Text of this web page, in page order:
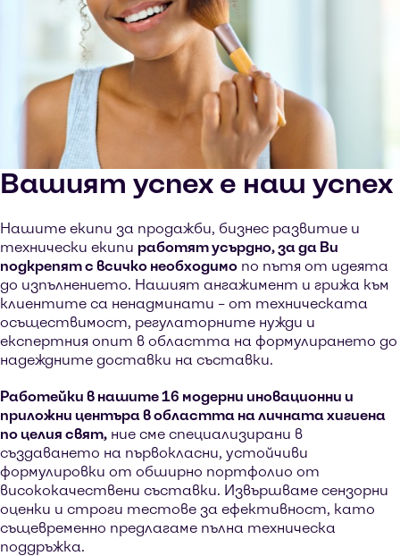
Вашият успех е наш успех
Нашите екипи за продажби, бизнес развитие и
технически екипи работят усърдно, за да Ви
подкрепят с всичко необходимо по пътя от идеята
до изпълнението. Нашият ангажимент и грижа към
клиентите са ненадминати – от техническата
осъществимост, регулаторните нужди и
експертния опит в областта на формулирането до
надеждните доставки на съставки.
Работейки в нашите 16 модерни иновационни и
приложни центъра в областта на личната хигиена
по целия свят, ние сме специализирани в
създаването на първокласни, устойчиви
формулировки от обширно портфолио от
висококачествени съставки. Извършваме сензорни
оценки и строги тестове за ефективност, като
същевременно предлагаме пълна техническа
поддръжка.